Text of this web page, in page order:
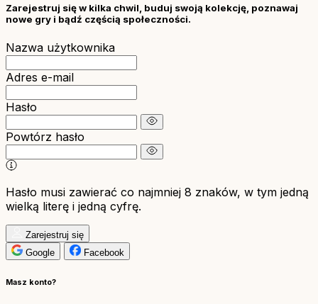
Zarejestruj się w kilka chwil, buduj swoją kolekcję, poznawaj
nowe gry i bądź częścią społeczności.
Nazwa użytkownika
Adres e-mail
Hasło
Powtórz hasło
Hasło musi zawierać co najmniej 8 znaków, w tym jedną
wielką literę i jedną cyfrę.
Zarejestruj się
Google
Facebook
Masz konto?